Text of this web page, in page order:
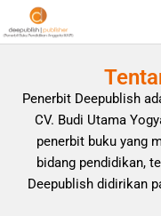
Penerbit Deepublish
CV. Budi Utama
penerbit buku yang
bidang pendidikan,
Deepublish didirikan